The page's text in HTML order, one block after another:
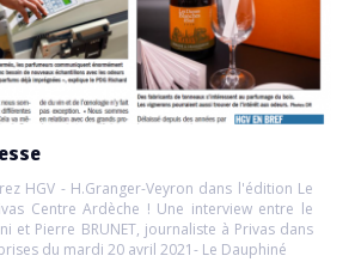
HGV - H.Granger-Veyron dans l'édition Le
Centre Ardèche ! Une interview entre le
et Pierre BRUNET, journaliste à Privas dans
du mardi 20 avril 2021- Le Dauphiné